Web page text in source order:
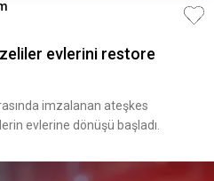
evlerini restore
imzalanan ateşkes
evlerine dönüşü başladı.